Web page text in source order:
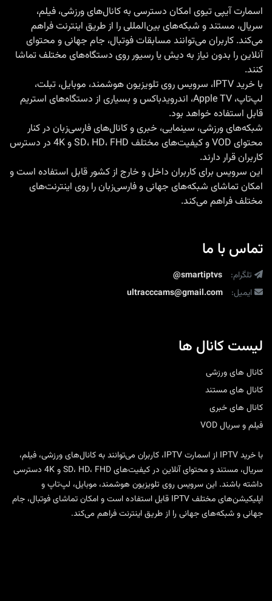
|
تجربه
تماشای
بدون
محدودیت
اسمارت آیپی تیوی امکان دسترسی به کانال‌های ورزشی، فیلم،
سریال، مستند و شبکه‌های بین‌المللی را از طریق اینترنت فراهم
می‌کند. کاربران می‌توانند مسابقات فوتبال، جام جهانی و محتوای
آنلاین را بدون نیاز به دیش یا رسیور روی دستگاه‌های مختلف تماشا
کنند.
با خرید IPTV
، سرویس روی تلویزیون هوشمند، موبایل، تبلت،
لپ‌تاپ، Apple TV، اندرویدباکس و بسیاری از دستگاه‌های استریم
قابل استفاده خواهد بود.
شبکه‌های ورزشی، سینمایی، خبری و کانال‌های فارسی‌زبان در کنار
محتوای VOD و کیفیت‌های مختلف SD، HD، FHD و 4K در دسترس
کاربران قرار دارند.
این سرویس برای کاربران داخل و خارج از کشور قابل استفاده است و
امکان تماشای شبکه‌های جهانی و فارسی‌زبان را روی اینترنت‌های
مختلف فراهم می‌کند.
تماس با ما
تلگرام:
@smartiptvs
ایمیل:
ultracccams@gmail.com
لیست کانال ها
کانال های ورزشی
کانال های مستند
کانال های خبری
فیلم و سریال VOD
با خرید IPTV ازاسمارت IPTV
، کاربران می‌توانند به کانال‌های ورزشی، فیلم،
سریال، مستند و محتوای آنلاین در کیفیت‌های SD، HD، FHD و 4K دسترسی
داشته باشند. این سرویس روی تلویزیون هوشمند، موبایل، لپ‌تاپ و
اپلیکیشن‌های مختلف IPTV قابل استفاده است و امکان تماشای فوتبال، جام
جهانی و شبکه‌های جهانی را از طریق اینترنت فراهم می‌کند.